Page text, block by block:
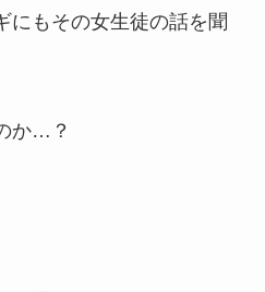
にもその女生徒の話を聞
か…？